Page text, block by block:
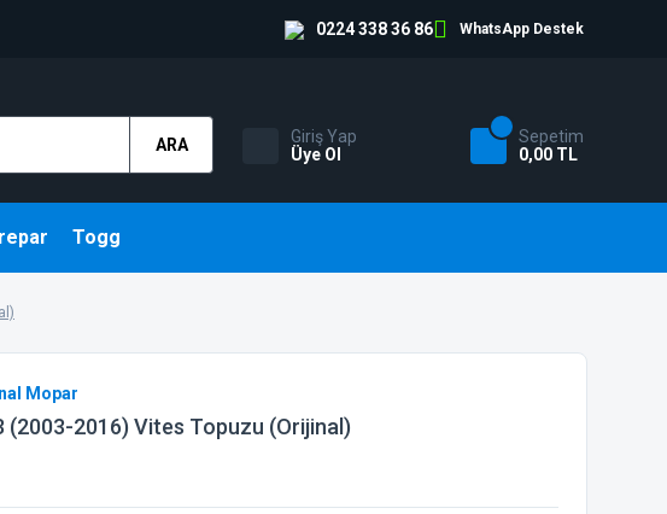
0224 338 36 86 WhatsApp Destek
ARA
Giriş Yap
Üye Ol
Sepetim
0,00 TL
Togg
Mopar
(2003-2016) Vites Topuzu (Orijinal)